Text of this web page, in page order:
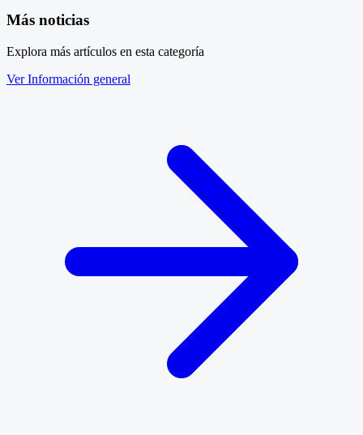
Más noticias
Explora más artículos en esta categoría
Ver Información general